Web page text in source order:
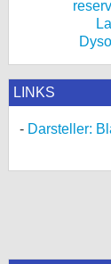
LINKS
Darsteller: